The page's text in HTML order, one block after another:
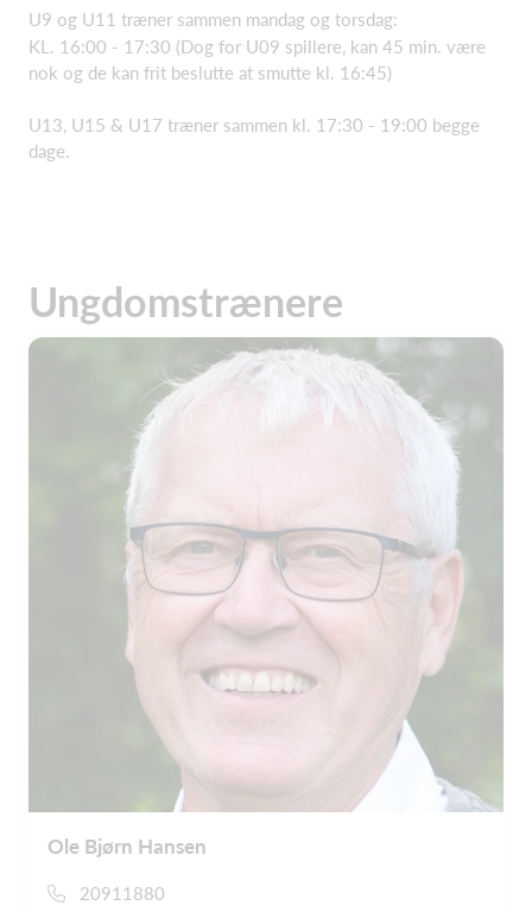
U9 og U11 træner sammen mandag og torsdag:
KL. 16:00 - 17:30 (Dog for U09 spillere, kan 45 min. være
nok og de kan frit beslutte at smutte kl. 16:45)
U13, U15 & U17 træner sammen kl. 17:30 - 19:00 begge
dage.
Ungdomstrænere
Ole Bjørn Hansen
20911880